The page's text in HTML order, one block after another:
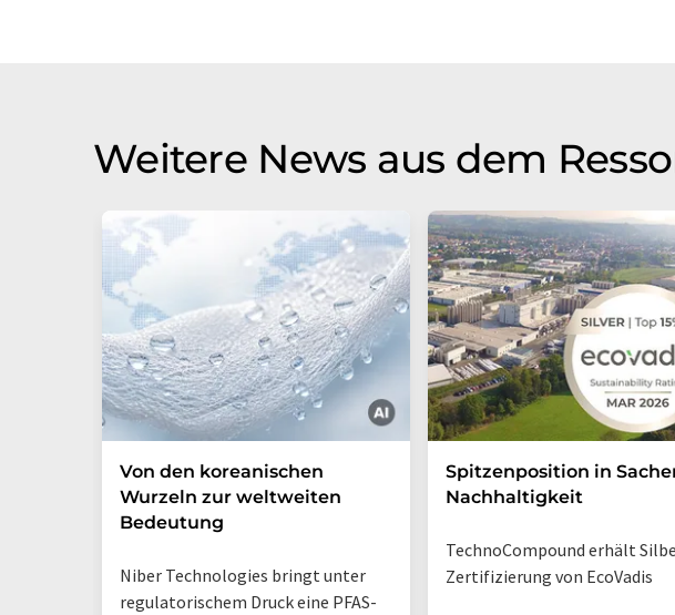
Weitere News aus dem
Von den koreanischen
Wurzeln zur weltweiten
Bedeutung
Niber Technologies bringt unter
regulatorischem Druck eine PFAS-
Spitzenposition in
Nachhaltigkeit
TechnoCompound erhält
Zertifizierung von EcoVadis